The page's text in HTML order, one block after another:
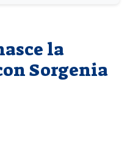
la
Sorgenia